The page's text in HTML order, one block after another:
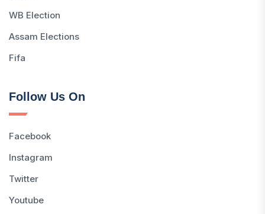
WB Election
Assam Elections
Fifa
Follow Us On
Facebook
Instagram
Twitter
Youtube